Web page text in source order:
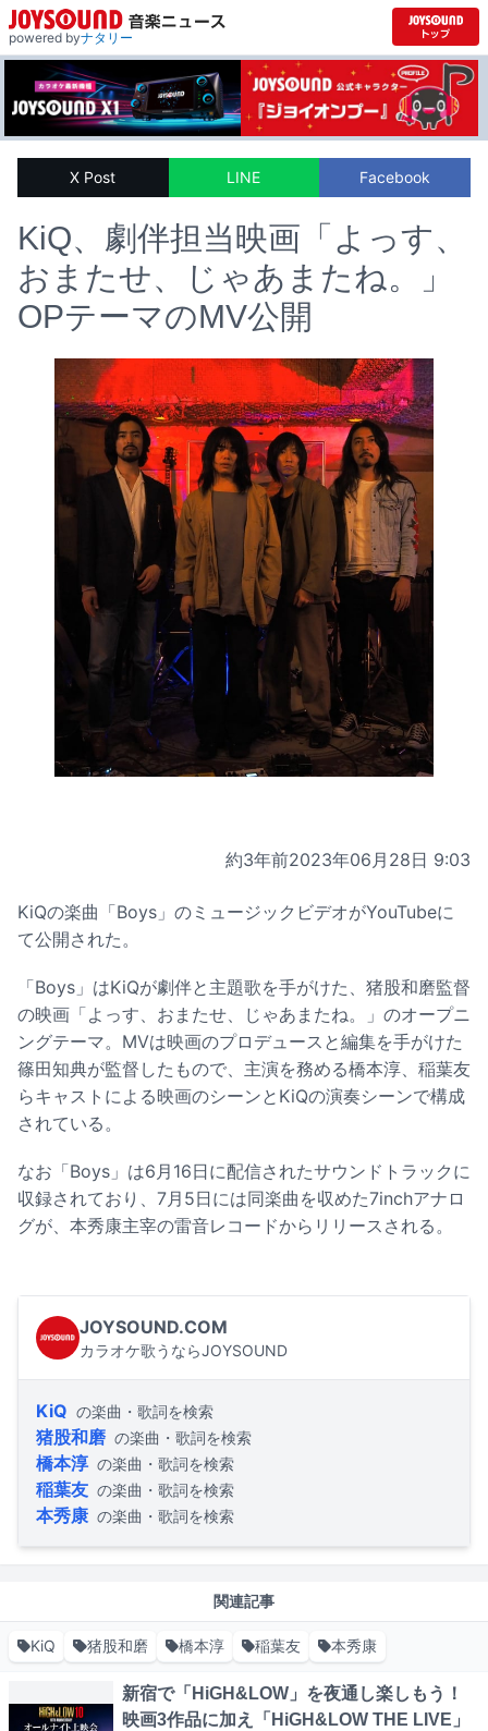
powered byナタリー
X Post LINE Facebook
KiQ、劇伴担当映画「よっす、
おまたせ、じゃあまたね。」
OPテーマのMV公開
約3年前2023年06月28日 9:03
KiQの楽曲「Boys」のミュージックビデオがYouTubeに
て公開された。
「Boys」はKiQが劇伴と主題歌を手がけた、猪股和磨監督
の映画「よっす、おまたせ、じゃあまたね。」のオープニ
ングテーマ。MVは映画のプロデュースと編集を手がけた
篠田知典が監督したもので、主演を務める橋本淳、稲葉友
らキャストによる映画のシーンとKiQの演奏シーンで構成
されている。
なお「Boys」は6月16日に配信されたサウンドトラックに
収録されており、7月5日には同楽曲を収めた7inchアナロ
グが、本秀康主宰の雷音レコードからリリースされる。
JOYSOUND.COM
カラオケ歌うならJOYSOUND
KiQ の楽曲・歌詞を検索
猪股和磨 の楽曲・歌詞を検索
橋本淳 の楽曲・歌詞を検索
稲葉友 の楽曲・歌詞を検索
本秀康 の楽曲・歌詞を検索
関連記事
KiQ 猪股和磨 橋本淳 稲葉友 本秀康
新宿で「HiGH&LOW」を夜通し楽しもう！
映画3作品に加え「HiGH&LOW THE LIVE」